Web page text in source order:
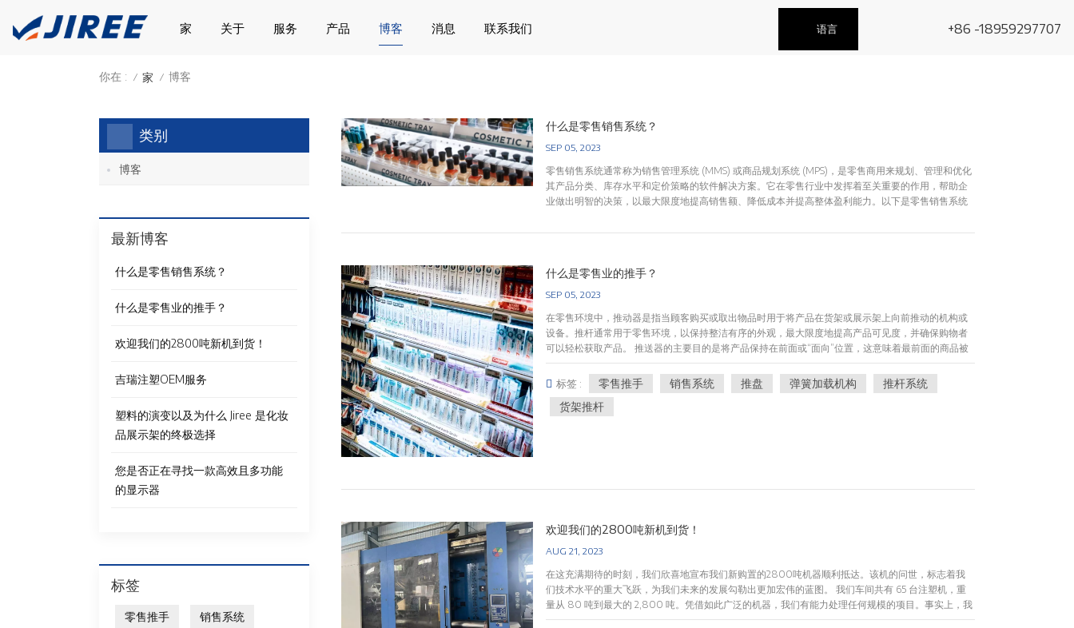
+86 -18959297707
语言
家 关于 服务 产品 博客 消息 联系我们
你在 : / 家 / 博客
什么是零售销售系统？
SEP 05, 2023
零售销售系统通常称为销售管理系统 (MMS) 或商品规划系统 (MPS)，是零售商用来规划、管理和优化
其产品分类、库存水平和定价策略的软件解决方案。它在零售行业中发挥着至关重要的作用，帮助企
业做出明智的决策，以最大限度地提高销售额、降低成本并提高整体盈利能力。以下是零售销售系统
的类型和数量。它涉及选择符合客户偏好、趋势和季节性的正确产品组合。2. 库存管理：零售商需要
未来需求。准确的预测对于防止缺货和库存过剩情况至关重要。4. 定价策略：零售商使用这些系统中
的定价模块为其产品设定有竞争力且有利可图的价格。动态定价功能可以根据实时市场状况和竞争对
品分配到特定的商店或配送中心。补货流程可确保在产品销售时维持库存水平。6. 促销和降价管理：
零售商使用这些系统来计划和执行促销、折扣和降价策略。这包括确定何时以及如何对产品进行折
扣，以最大限度地提高销售额并最大限度地减少损失。7. 空间规划：一些零售销售系统采用空间规划
详细的报告和分析功能，使零售商能够跟踪关键绩效指标（KPI）、评估其策略的成功并做出数据驱动
的决策。9. 供应商协作：零售商可以通过这些系统与供应商和供应商协作，以管理订单、交货和供应
商绩效。10. 与其他系统集成：零售销售系统通常与其他零售软件解决方案集成，例如销售点（POS）
什么是零售业的推手？
SEP 05, 2023
在零售环境中，推动器是指当顾客购买或取出物品时用于将产品在货架或展示架上向前推动的机构或
设备。推杆通常用于零售环境，以保持整洁有序的外观，最大限度地提高产品可见度，并确保购物者
可以轻松获取产品。 推送器的主要目的是将产品保持在前面或“面向”位置，这意味着最前面的商品被
向前推动以取代顾客已拿走的商品。这有助于确保货架库存充足，并且产品始终呈现在显示屏的前
面，从而提高视觉吸引力，并使顾客更容易找到和选择商品。 有不同类型的推送系统可供选择，但它
们通常由弹簧加载机构组成，对产品施加温和的压力。当顾客从货架上取出商品时，该商品后面的推
动器就会释放，导致队列中的下一个产品向前移动。 推送器系统为零售商和客户提供了多种好处。对
标签 : 零售推手 销售系统 推盘 弹簧加载机构
推杆系统
货架推杆
欢迎我们的2800吨新机到货！
AUG 21, 2023
在这充满期待的时刻，我们欣喜地宣布我们新购置的2800吨机器顺利抵达。该机的问世，标志着我
们技术水平的重大飞跃，为我们未来的发展勾勒出更加宏伟的蓝图。 我们车间共有 65 台注塑机，重
量从 80 吨到最大的 2,800 吨。凭借如此广泛的机器，我们有能力处理任何规模的项目。事实上，我
们最大的机器可以处理长达 2.4 米的尺寸。因此，无论您的项目有多大或多复杂，您都可以相信我们
类别
博客
最新博客
什么是零售销售系统？
什么是零售业的推手？
欢迎我们的2800吨新机到货！
吉瑞注塑OEM服务
塑料的演变以及为什么 Jiree 是化妆
品展示架的终极选择
您是否正在寻找一款高效且多功能
的显示器
标签
零售推手 销售系统